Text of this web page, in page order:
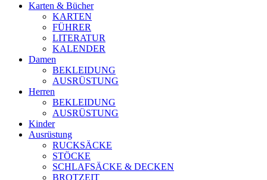
Karten & Bücher
KARTEN
FÜHRER
LITERATUR
KALENDER
Damen
BEKLEIDUNG
AUSRÜSTUNG
Herren
BEKLEIDUNG
AUSRÜSTUNG
Kinder
Ausrüstung
RUCKSÄCKE
STÖCKE
SCHLAFSÄCKE & DECKEN
BROTZEIT